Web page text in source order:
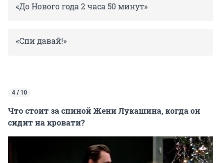
«До Нового года 2 часа 50 минут»
«Спи давай!»
4 / 10
Что стоит за спиной Жени Лукашина, когда он
сидит на кровати?